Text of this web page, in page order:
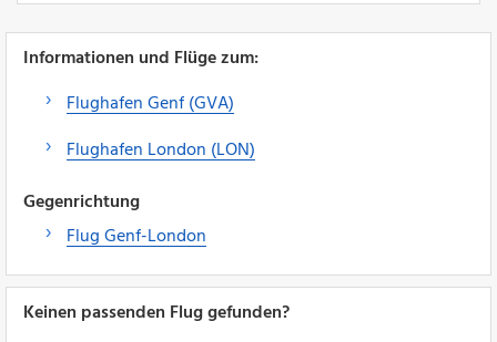
Informationen und Flüge zum:
Flughafen Genf (GVA)
Flughafen London (LON)
Gegenrichtung
Flug Genf-London
Keinen passenden Flug gefunden?